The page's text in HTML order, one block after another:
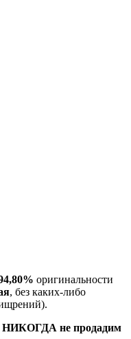
оригинальности
, без каких-либо
НИКОГДА не продадим